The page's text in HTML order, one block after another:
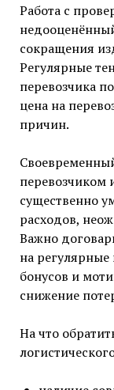
Работа с
сокращения
Регулярные
перевозчика
цена на
причин.
перевозчиком
существенно
расходов,
Важно
на
бонусов и
снижение
На что